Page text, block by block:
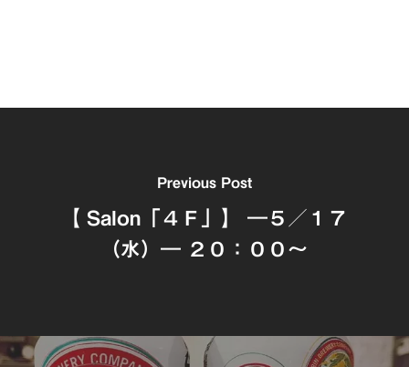
Previous Post
【 Salon「４Ｆ」】 ―５／１７
（水）― ２０：００～